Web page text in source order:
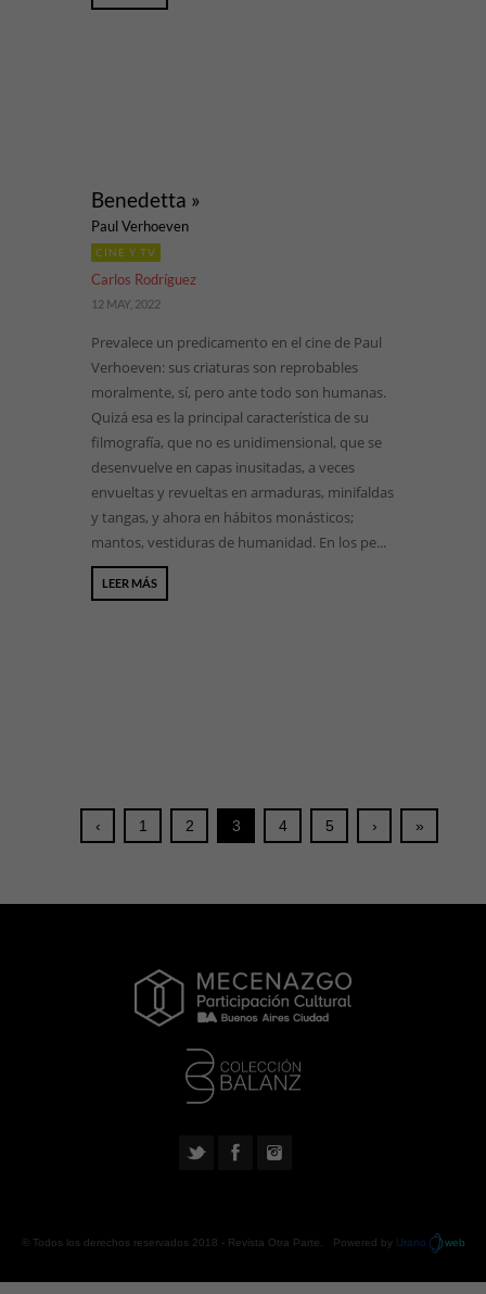
Benedetta »
Paul Verhoeven
CINE Y TV
Carlos Rodríguez
12 MAY, 2022
Prevalece un predicamento en el cine de Paul
Verhoeven: sus criaturas son reprobables
moralmente, sí, pero ante todo son humanas.
Quizá esa es la principal característica de su
filmografía, que no es unidimensional, que se
desenvuelve en capas inusitadas, a veces
envueltas y revueltas en armaduras, minifaldas
y tangas, y ahora en hábitos monásticos;
mantos, vestiduras de humanidad. En los pe...
LEER MÁS
‹ 1 2 3 4 5 › »
© Todos los derechos reservados 2018 - Revista Otra Parte . Powered by Urano web